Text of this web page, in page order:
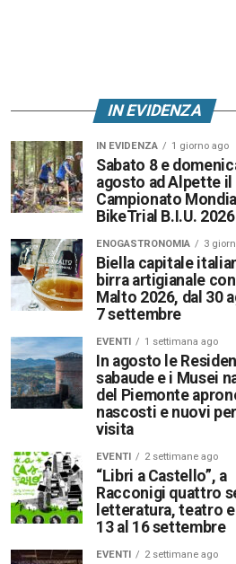
IN EVIDENZA
IN EVIDENZA 1 giorno ago
Sabato 8 e
agosto ad Alpette il
Campionato
BikeTrial B.I.U. 2026
ENOGASTRONOMIA 3
Biella capitale
birra artigianale
Malto 2026, dal 30
7 settembre
EVENTI 1 settimana ago
In agosto le
sabaude e i Musei
del Piemonte
nascosti e nuovi
visita
EVENTI 2 settimane ago
“Libri a Castello”, a
Racconigi quattro
letteratura, teatro e
13 al 16 settembre
EVENTI 2 settimane ago